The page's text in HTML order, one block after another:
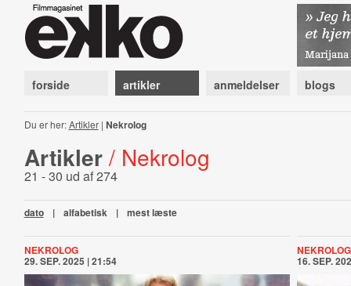
forside artikler anmeldelser blogs
Du er her:Artikler| Nekrolog
Artikler / Nekrolog
21 - 30 ud af 274
dato | alfabetisk | mest læste
NEKROLOG
29. SEP. 2025 | 21:54
NEKROLOG
16. SEP.